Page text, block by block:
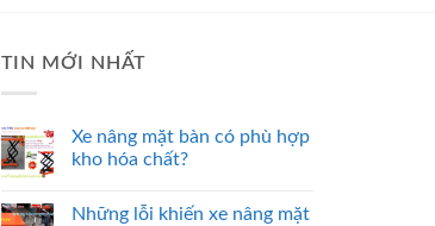
TIN MỚI NHẤT
Xe nâng mặt bàn có phù hợp
kho hóa chất?
Những lỗi khiến xe nâng mặt